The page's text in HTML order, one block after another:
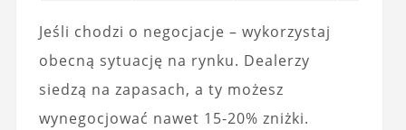
Jeśli chodzi o negocjacje – wykorzystaj
obecną sytuację na rynku. Dealerzy
siedzą na zapasach, a ty możesz
wynegocjować nawet 15-20% zniżki.